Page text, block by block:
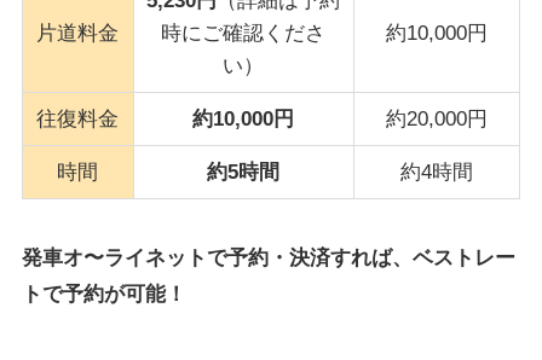
片道料金
時にご確認くださ
い）
約10,000円
往復料金 約10,000円 約20,000円
時間 約5時間 約4時間
発車オ〜ライネットで予約・決済すれば、ベストレー
トで予約が可能！